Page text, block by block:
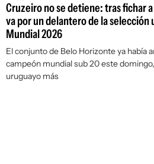
Cruzeiro no se detiene: tras fichar
va por un delantero de la selección
Mundial 2026
El conjunto de Belo Horizonte ya había
campeón mundial sub 20 este
uruguayo más